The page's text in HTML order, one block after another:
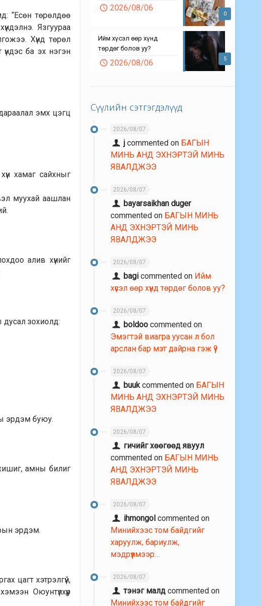
“Есөн төрөлдөө
Язгуураа
Хүнд төрөл
ба эх нэгэн
эмх цэгц
хамаг сайхныг
муухай аашлан
алив хүнийг
дусал зохиолд:
эрдэм буюу.
хишиг, амны билиг
эрдэм.
цагт хэтрэлгүй,
Оюунтүлхүүр
0
2026/08/06
5
Ийм хүсэл өөр хүнд
төрдөг болов уу?
2026/08/06
Сүүлийн сэтгэгдэлүүд
2026/08/07
j commented on БАГЫН
МИНЬ АНД ЭХНЭРТЭЙ МИНЬ
ЯВАЛДЖЭЭ
2026/08/07
bayarsaikhan duger
commented on БАГЫН МИНЬ
АНД ЭХНЭРТЭЙ МИНЬ
ЯВАЛДЖЭЭ
2026/08/07
bagi commented on Ийм
хүсэл өөр хүнд төрдөг болов уу?
2026/08/07
boldoo commented on
Эмэгтэй виагра уусан л бол
арслан бар мэт дайрна гэж үү?
2026/08/07
buukcommented on БАГЫН
МИНЬ АНД ЭХНЭРТЭЙ МИНЬ
ЯВАЛДЖЭЭ
2026/08/07
гичийг хөөгөөд явуул
commented on БАГЫН МИНЬ
АНД ЭХНЭРТЭЙ МИНЬ
ЯВАЛДЖЭЭ
2026/08/07
ihmongol commented on
Минийхээс том байдгийг
харуулж, бариулж,
мэдрүүлмээр…
2026/08/07
тэнэг малд commented on
Минийхээс том байдгийг